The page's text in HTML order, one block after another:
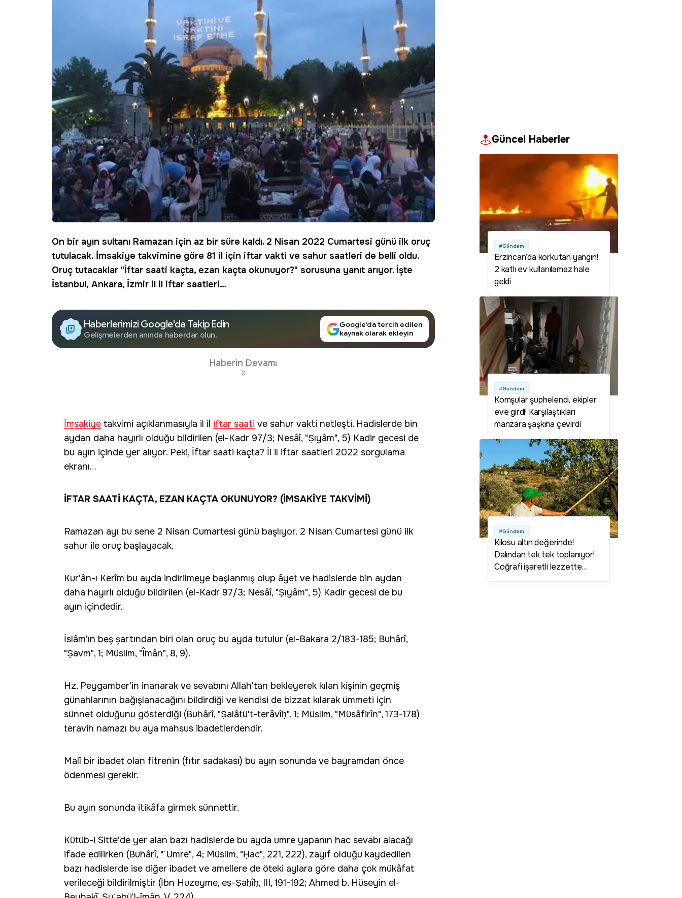
On bir ayın sultanı Ramazan için az bir süre kaldı. 2 Nisan 2022 Cumartesi günü ilk oruç
tutulacak. İmsakiye takvimine göre 81 il için iftar vakti ve sahur saatleri de belli oldu.
Oruç tutacaklar "İftar saati kaçta, ezan kaçta okunuyor?" sorusuna yanıt arıyor. İşte
İstanbul, Ankara, İzmir il il iftar saatleri…
Haberlerimizi Google'da Takip Edin
Gelişmelerden anında haberdar olun.
Google’da tercih edilen
kaynak olarak ekleyin
Haberin Devamı
İmsakiye takvimi açıklanmasıyla il il iftar saati ve sahur vakti netleşti. Hadislerde bin
aydan daha hayırlı olduğu bildirilen (el-Kadr 97/3; Nesâî, "Ṣıyâm", 5) Kadir gecesi de
bu ayın içinde yer alıyor. Peki, İftar saati kaçta? İl il iftar saatleri 2022 sorgulama
ekranı…
İFTAR SAATİ KAÇTA, EZAN KAÇTA OKUNUYOR? (İMSAKİYE TAKVİMİ)
Ramazan ayı bu sene 2 Nisan Cumartesi günü başlıyor. 2 Nisan Cumartesi günü ilk
sahur ile oruç başlayacak.
Kur'ân-ı Kerîm bu ayda indirilmeye başlanmış olup âyet ve hadislerde bin aydan
daha hayırlı olduğu bildirilen (el-Kadr 97/3; Nesâî, "Ṣıyâm", 5) Kadir gecesi de bu
ayın içindedir.
İslâm'ın beş şartından biri olan oruç bu ayda tutulur (el-Bakara 2/183-185; Buhârî,
"Ṣavm", 1; Müslim, "Îmân", 8, 9).
Hz. Peygamber'in inanarak ve sevabını Allah'tan bekleyerek kılan kişinin geçmiş
günahlarının bağışlanacağını bildirdiği ve kendisi de bizzat kılarak ümmeti için
sünnet olduğunu gösterdiği (Buhârî, "Ṣalâtü't-terâvîḥ", 1; Müslim, "Müsâfirîn", 173-178)
teravih namazı bu aya mahsus ibadetlerdendir.
Malî bir ibadet olan fitrenin (fıtır sadakası) bu ayın sonunda ve bayramdan önce
ödenmesi gerekir.
Bu ayın sonunda itikâfa girmek sünnettir.
Kütüb-i Sitte'de yer alan bazı hadislerde bu ayda umre yapanın hac sevabı alacağı
ifade edilirken (Buhârî, "ʿUmre", 4; Müslim, "Ḥac", 221, 222), zayıf olduğu kaydedilen
bazı hadislerde ise diğer ibadet ve amellere de öteki aylara göre daha çok mükâfat
verileceği bildirilmiştir (İbn Huzeyme, eṣ-Ṣaḥîḥ, III, 191-192; Ahmed b. Hüseyin el-
Güncel Haberler
#Gündem
Erzincan’da korkutan yangın!
2 katlı ev kullanılamaz hale
geldi
#Gündem
Komşular şüphelendi, ekipler
eve girdi! Karşılaştıkları
manzara şaşkına çevirdi
#Gündem
Kilosu altın değerinde!
Dalından tek tek toplanıyor!
Coğrafi işaretli lezzette